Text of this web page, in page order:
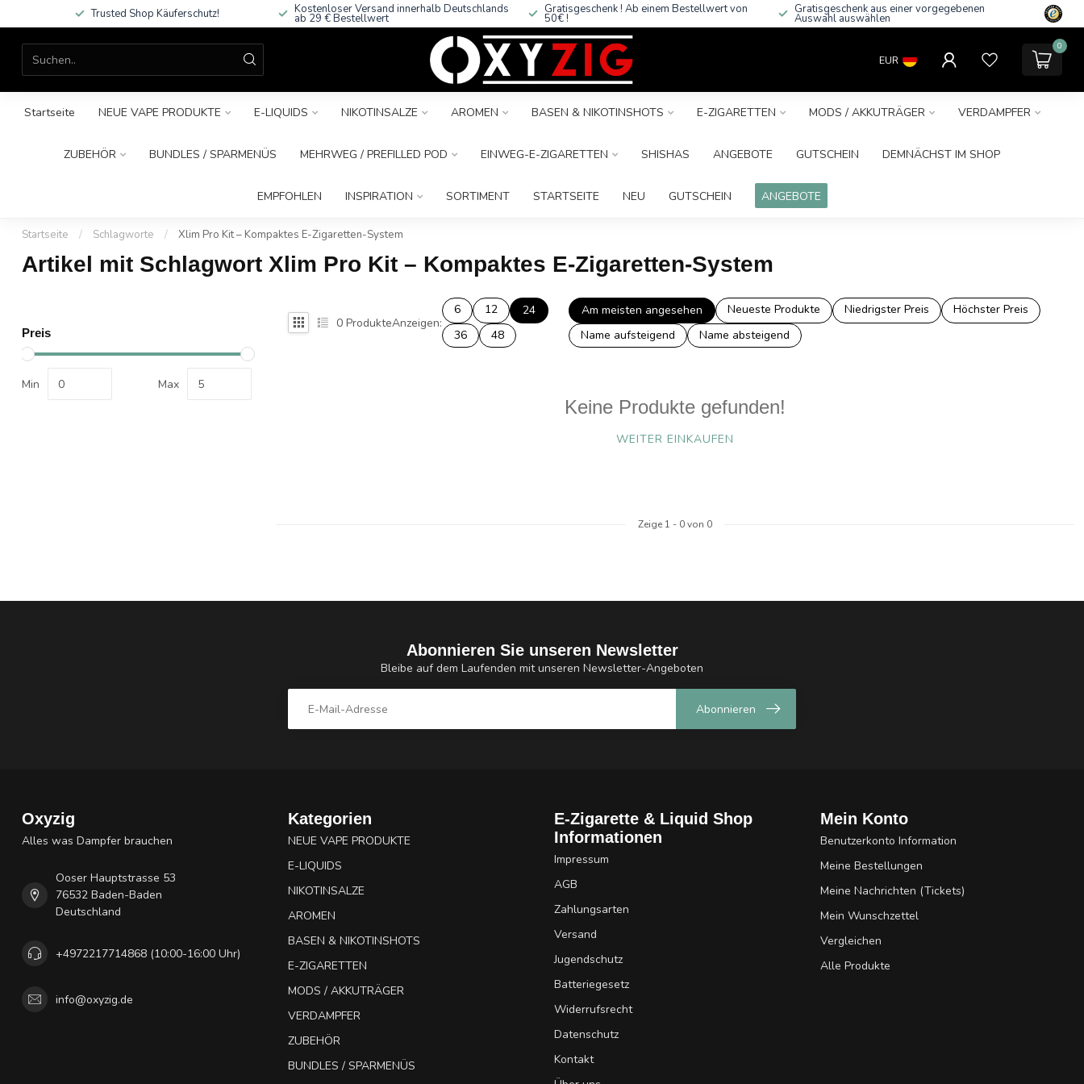
Trusted Shop Käuferschutz! Kostenloser Versand innerhalb Deutschlands
ab 29 € Bestellwert
Gratisgeschenk ! Ab einem Bestellwert von
50€ !
Gratisgeschenk aus einer vorgegebenen
Auswahl auswählen
EUR
0
Startseite NEUE VAPE PRODUKTE E-LIQUIDS NIKOTINSALZE AROMEN BASEN & NIKOTINSHOTS E-ZIGARETTEN MODS / AKKUTRÄGER VERDAMPFER
ZUBEHÖR BUNDLES / SPARMENÜS MEHRWEG / PREFILLED POD EINWEG-E-ZIGARETTEN SHISHAS ANGEBOTE GUTSCHEIN DEMNÄCHST IM SHOP
EMPFOHLEN INSPIRATION SORTIMENT STARTSEITE NEU GUTSCHEIN ANGEBOTE
Startseite / Schlagworte / Xlim Pro Kit – Kompaktes E-Zigaretten-System
Artikel mit Schlagwort Xlim Pro Kit – Kompaktes E-Zigaretten-System
Preis
Min Max
0 ProdukteAnzeigen:
6 12
24
36
48
Am meisten angesehen Neueste Produkte Niedrigster Preis
Höchster Preis
Name aufsteigend
Name absteigend
Keine Produkte gefunden!
WEITER EINKAUFEN
Zeige 1 - 0von 0
Abonnieren Sie unseren Newsletter
Bleibe auf dem Laufenden mit unseren Newsletter-Angeboten
Abonnieren
Oxyzig
Alles was Dampfer brauchen
Ooser Hauptstrasse 53
76532 Baden-Baden
Deutschland
+4972217714868 (10:00-16:00 Uhr)
info@oxyzig.de
Kategorien
NEUE VAPE PRODUKTE
E-LIQUIDS
NIKOTINSALZE
AROMEN
BASEN & NIKOTINSHOTS
E-ZIGARETTEN
MODS / AKKUTRÄGER
VERDAMPFER
ZUBEHÖR
BUNDLES / SPARMENÜS
E-Zigarette & Liquid Shop
Informationen
Impressum
AGB
Zahlungsarten
Versand
Jugendschutz
Batteriegesetz
Widerrufsrecht
Datenschutz
Kontakt
Mein Konto
Benutzerkonto Information
Meine Bestellungen
Meine Nachrichten (Tickets)
Mein Wunschzettel
Vergleichen
Alle Produkte